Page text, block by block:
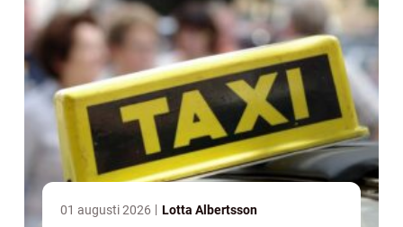
01 augusti 2026 Lotta Albertsson